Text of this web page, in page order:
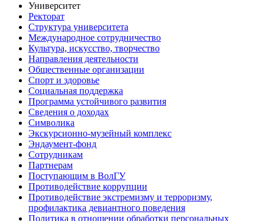
Университет
Ректорат
Структура университета
Международное сотрудничество
Культура, искусство, творчество
Направления деятельности
Общественные организации
Спорт и здоровье
Социальная поддержка
Программа устойчивого развития
Сведения о доходах
Символика
Экскурсионно-музейный комплекс
Эндаумент-фонд
Сотрудникам
Партнерам
Поступающим в ВолГУ
Противодействие коррупции
Противодействие экстремизму и терроризму,
профилактика девиантного поведения
Политика в отношении обработки персональных